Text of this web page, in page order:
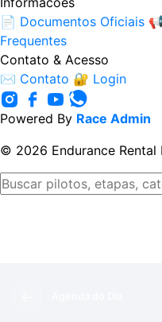
📄 Documentos Oficiais
Frequentes
Contato & Acesso
✉️ Contato 🔐 Login
Powered By Race Admin
© 2026 Endurance Rental